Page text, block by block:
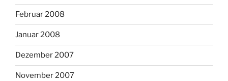
Februar 2008
Januar 2008
Dezember 2007
November 2007